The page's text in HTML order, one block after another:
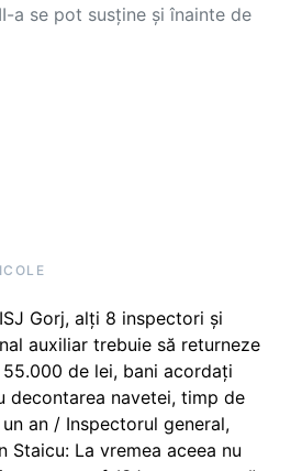
a se pot susține și înainte de
Gorj, alți 8 inspectori și
auxiliar trebuie să returneze
de lei, bani acordați
decontarea navetei, timp de
an / Inspectorul general,
Staicu: La vremea aceea nu